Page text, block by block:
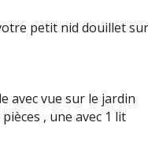
petit nid douillet sur
avec vue sur le jardin
, une avec 1 lit